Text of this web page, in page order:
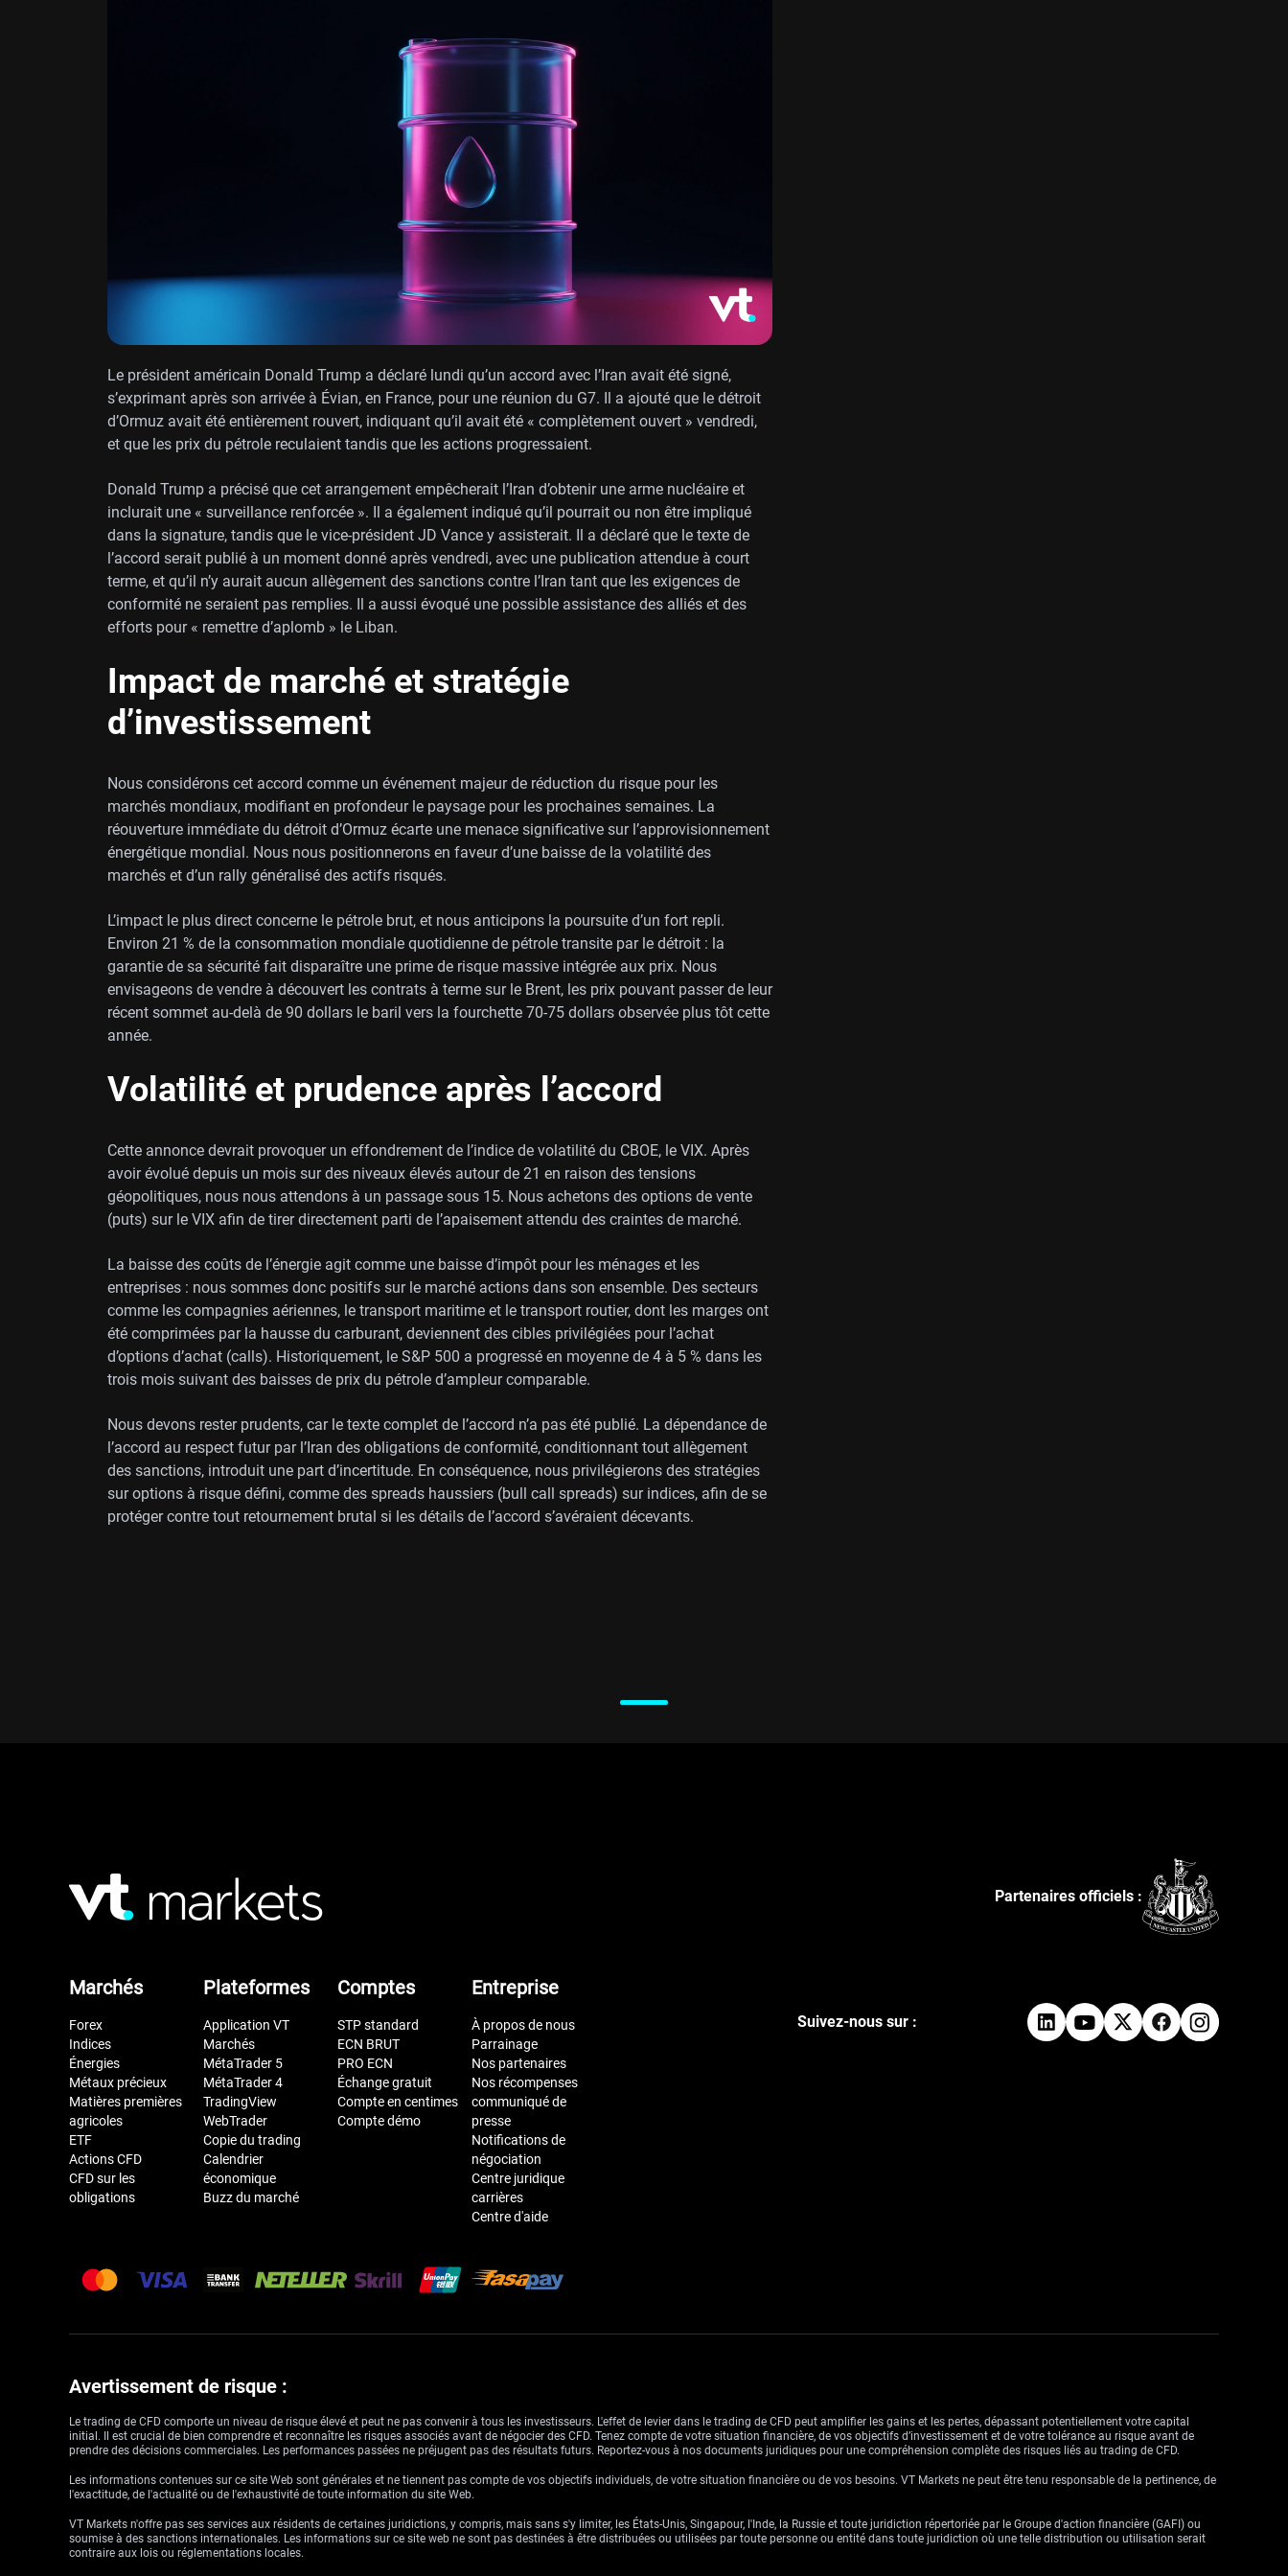
Le président américain Donald Trump a déclaré lundi qu’un accord avec l’Iran avait été signé,
s’exprimant après son arrivée à Évian, en France, pour une réunion du G7. Il a ajouté que le détroit
d’Ormuz avait été entièrement rouvert, indiquant qu’il avait été « complètement ouvert » vendredi,
et que les prix du pétrole reculaient tandis que les actions progressaient.
Donald Trump a précisé que cet arrangement empêcherait l’Iran d’obtenir une arme nucléaire et
inclurait une « surveillance renforcée ». Il a également indiqué qu’il pourrait ou non être impliqué
dans la signature, tandis que le vice-président JD Vance y assisterait. Il a déclaré que le texte de
l’accord serait publié à un moment donné après vendredi, avec une publication attendue à court
terme, et qu’il n’y aurait aucun allègement des sanctions contre l’Iran tant que les exigences de
conformité ne seraient pas remplies. Il a aussi évoqué une possible assistance des alliés et des
efforts pour « remettre d’aplomb » le Liban.
Impact de marché et stratégie
d’investissement
Nous considérons cet accord comme un événement majeur de réduction du risque pour les
marchés mondiaux, modifiant en profondeur le paysage pour les prochaines semaines. La
réouverture immédiate du détroit d’Ormuz écarte une menace significative sur l’approvisionnement
énergétique mondial. Nous nous positionnerons en faveur d’une baisse de la volatilité des
marchés et d’un rally généralisé des actifs risqués.
L’impact le plus direct concerne le pétrole brut, et nous anticipons la poursuite d’un fort repli.
Environ 21 % de la consommation mondiale quotidienne de pétrole transite par le détroit : la
garantie de sa sécurité fait disparaître une prime de risque massive intégrée aux prix. Nous
envisageons de vendre à découvert les contrats à terme sur le Brent, les prix pouvant passer de leur
récent sommet au-delà de 90 dollars le baril vers la fourchette 70-75 dollars observée plus tôt cette
année.
Volatilité et prudence après l’accord
Cette annonce devrait provoquer un effondrement de l’indice de volatilité du CBOE, le VIX. Après
avoir évolué depuis un mois sur des niveaux élevés autour de 21 en raison des tensions
géopolitiques, nous nous attendons à un passage sous 15. Nous achetons des options de vente
(puts) sur le VIX afin de tirer directement parti de l’apaisement attendu des craintes de marché.
La baisse des coûts de l’énergie agit comme une baisse d’impôt pour les ménages et les
entreprises : nous sommes donc positifs sur le marché actions dans son ensemble. Des secteurs
comme les compagnies aériennes, le transport maritime et le transport routier, dont les marges ont
été comprimées par la hausse du carburant, deviennent des cibles privilégiées pour l’achat
d’options d’achat (calls). Historiquement, le S&P 500 a progressé en moyenne de 4 à 5 % dans les
trois mois suivant des baisses de prix du pétrole d’ampleur comparable.
Nous devons rester prudents, car le texte complet de l’accord n’a pas été publié. La dépendance de
l’accord au respect futur par l’Iran des obligations de conformité, conditionnant tout allègement
des sanctions, introduit une part d’incertitude. En conséquence, nous privilégierons des stratégies
sur options à risque défini, comme des spreads haussiers (bull call spreads) sur indices, afin de se
protéger contre tout retournement brutal si les détails de l’accord s’avéraient décevants.
Partenaires officiels :
Marchés
Forex
Indices
Énergies
Métaux précieux
Matières premières
agricoles
ETF
Actions CFD
CFD sur les
obligations
Plateformes
Application VT
Marchés
MétaTrader 5
MétaTrader 4
TradingView
WebTrader
Copie du trading
Calendrier
économique
Buzz du marché
Comptes
STP standard
ECN BRUT
PRO ECN
Échange gratuit
Compte en centimes
Compte démo
Entreprise
À propos de nous
Parrainage
Nos partenaires
Nos récompenses
communiqué de
presse
Notifications de
négociation
Centre juridique
carrières
Centre d'aide
Suivez-nous sur :
Avertissement de risque :
Le trading de CFD comporte un niveau de risque élevé et peut ne pas convenir à tous les investisseurs. L'effet de levier dans le trading de CFD peut amplifier les gains et les pertes, dépassant potentiellement votre capital
initial. Il est crucial de bien comprendre et reconnaître les risques associés avant de négocier des CFD. Tenez compte de votre situation financière, de vos objectifs d’investissement et de votre tolérance au risque avant de
prendre des décisions commerciales. Les performances passées ne préjugent pas des résultats futurs. Reportez-vous à nos documents juridiques pour une compréhension complète des risques liés au trading de CFD.
Les informations contenues sur ce site Web sont générales et ne tiennent pas compte de vos objectifs individuels, de votre situation financière ou de vos besoins. VT Markets ne peut être tenu responsable de la pertinence, de
l'exactitude, de l'actualité ou de l'exhaustivité de toute information du site Web.
VT Markets n'offre pas ses services aux résidents de certaines juridictions, y compris, mais sans s'y limiter, les États-Unis, Singapour, l'Inde, la Russie et toute juridiction répertoriée par le Groupe d'action financière (GAFI) ou
soumise à des sanctions internationales. Les informations sur ce site web ne sont pas destinées à être distribuées ou utilisées par toute personne ou entité dans toute juridiction où une telle distribution ou utilisation serait
contraire aux lois ou réglementations locales.